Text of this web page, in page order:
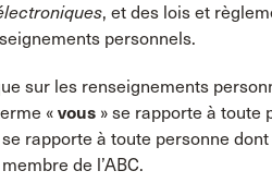
, et des lois et
personnels.
sur les renseignements
« vous » se rapporte à toute
se rapporte à toute personne
de l’ABC.